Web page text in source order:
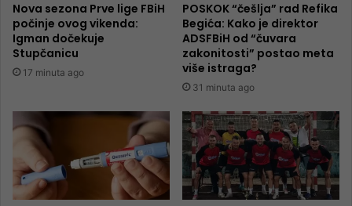
Nova sezona Prve lige FBiH
počinje ovog vikenda:
Igman dočekuje
Stupčanicu
17 minuta ago
POSKOK “češlja” rad Refika
Begića: Kako je direktor
ADSFBiH od “čuvara
zakonitosti” postao meta
više istraga?
31 minuta ago